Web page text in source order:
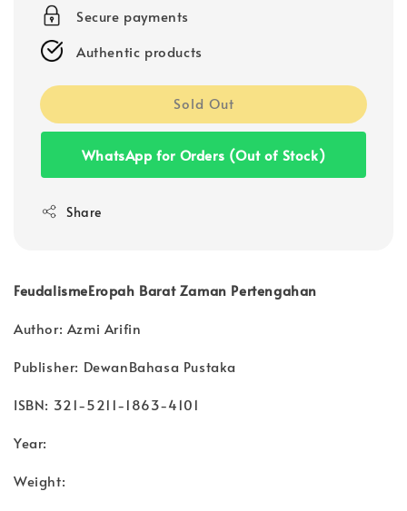
Secure payments
Authentic products
Sold Out
WhatsApp for Orders (Out of Stock)
Share
FeudalismeEropah Barat Zaman Pertengahan
Author: Azmi Arifin
Publisher: DewanBahasa Pustaka
ISBN: 321-5211-1863-4101
Year:
Weight: